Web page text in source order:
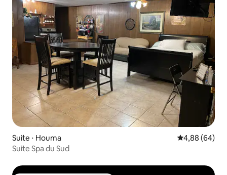
Suite ⋅ Houma Évaluation
4,88 (64)
Suite Spa du Sud